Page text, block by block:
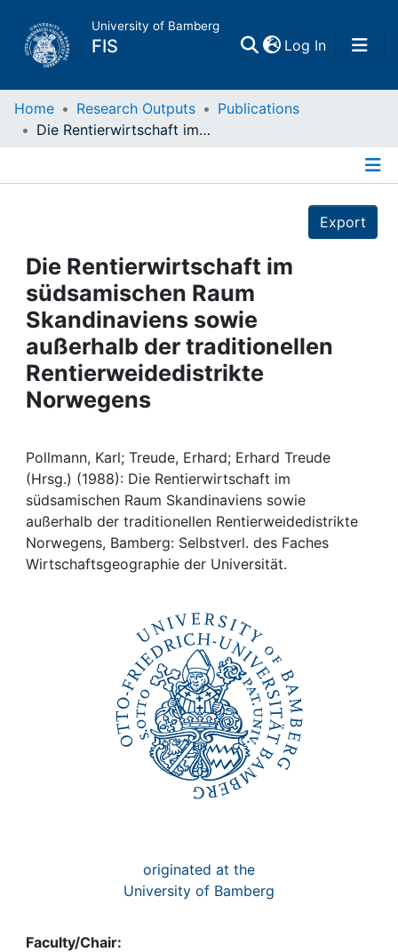
University of Bamberg
FIS Log In(current)
Home
Projects
People
Institutions
Awards
Help
Home Research Outputs
Publications
Die Rentierwirtschaft im südsamischen Raum Skandinaviens sowie außerhalb der traditionellen Rentierweidedistrikte Norwegens
Export
Die Rentierwirtschaft im
südsamischen Raum
Skandinaviens sowie
außerhalb der traditionellen
Rentierweidedistrikte
Norwegens
Pollmann, Karl; Treude, Erhard; Erhard Treude
(Hrsg.) (1988): Die Rentierwirtschaft im
südsamischen Raum Skandinaviens sowie
außerhalb der traditionellen Rentierweidedistrikte
Norwegens, Bamberg: Selbstverl. des Faches
Wirtschaftsgeographie der Universität.
originated at the
University of Bamberg
Faculty/Chair: